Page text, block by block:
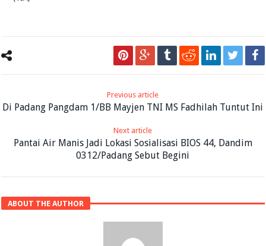
Previous article
Di Padang Pangdam 1/BB Mayjen TNI MS Fadhilah Tuntut Ini
Next article
Pantai Air Manis Jadi Lokasi Sosialisasi BIOS 44, Dandim
0312/Padang Sebut Begini
ABOUT THE AUTHOR